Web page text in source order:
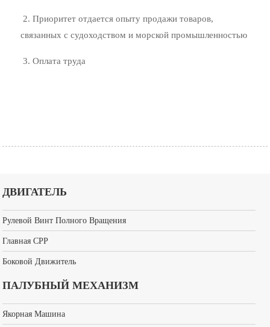
2. Приоритет отдается опыту продажи товаров,
связанных с судоходством и морской промышленностью
3. Оплата труда
ДВИГАТЕЛЬ
Рулевой Винт Полного Вращения
Главная CPP
Боковой Движитель
ПАЛУБНЫЙ МЕХАНИЗМ
Якорная Машина